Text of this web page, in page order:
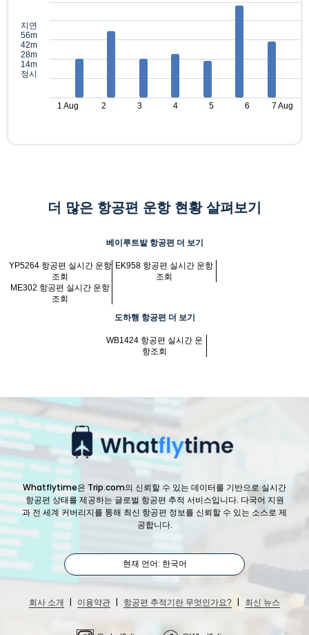
지연
56m
42m
28m
14m
정시
1 Aug 2 3 4 5 6 7 Aug
더 많은 항공편 운항 현황 살펴보기
베이루트발 항공편 더 보기
YP5264 항공편 실시간 운항
조회
EK958 항공편 실시간 운항
조회
ME302 항공편 실시간 운항
조회
도하행 항공편 더 보기
WB1424 항공편 실시간 운
항조회
Whatflytime은 Trip.com의 신뢰할 수 있는 데이터를 기반으로 실시간
항공편 상태를 제공하는 글로벌 항공편 추적 서비스입니다. 다국어 지원
과 전 세계 커버리지를 통해 최신 항공편 정보를 신뢰할 수 있는 소스로 제
공합니다.
현재 언어: 한국어
회사 소개 | 이용약관 | 항공편 추적기란 무엇인가요? | 최신 뉴스